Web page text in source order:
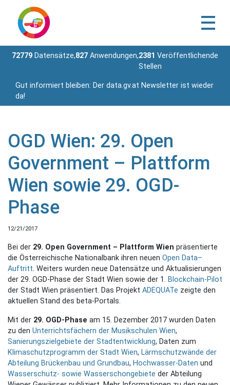
72779 Datensätze,827 Anwendungen,2381 Veröffentlichende
Stellen
Gut informiert bleiben: Der data.gv.at Newsletter ist wieder
da!
OGD Wien: 29. Open
Government – Plattform
Wien sowie 29. OGD-
Phase
12/21/2017
Bei der 29. Open Government – Plattform Wien präsentierte
die Österreichische Nationalbank ihren neuen Open Data–
Auftritt. Weiters wurden neue Datensätze und Aktualisierungen
der 29. OGD-Phase der Stadt Wien sowie der 1. Blockchain-Pilot
der Stadt Wien präsentiert. Das Projekt ADEQUATe zeigte den
aktuellen Stand des beta-Portals.
Mit der 29. OGD-Phase am 15. Dezember 2017 wurden Daten
zu den Unterrichtsfächern der Musikschulen Wien,
Sanierungszielgebiete der Stadtentwicklung, Daten zum
Klimaschutzprogramm der Stadt Wien, Lärmschutzwände der
Abteilung Brückenbau und Grundbau, Hochwasser-Daten und
Wasserschutz- sowie Wasserschongebiete der Abteilung